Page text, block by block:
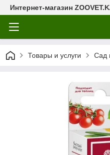
Интернет-магазин
Товары и услуги Сад